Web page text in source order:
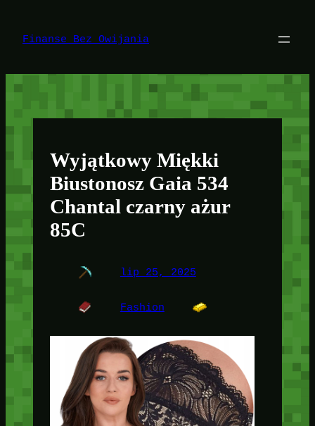
treści
Finanse Bez Owijania
Wyjątkowy Miękki
Biustonosz Gaia 534
Chantal czarny ażur
85C
lip 25, 2025
Fashion